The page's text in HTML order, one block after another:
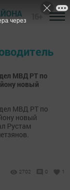
МВД РТ по
новый
МВД РТ по
новый
Рустам
2702 0 1
через